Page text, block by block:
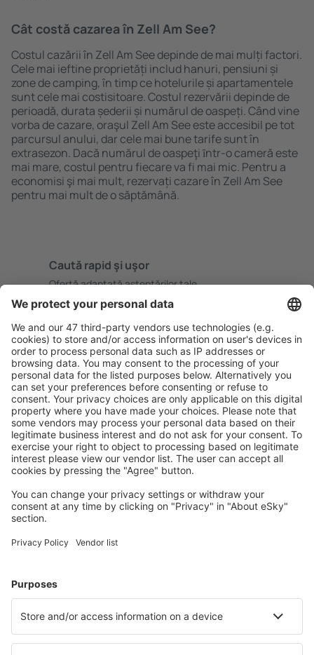
Cât costă cazarea în Zell Am See?
Costul cazării în Zell Am See depinde de mai mulți factori.
Cele mai ieftine proprietăți includ hanuri, pensiuni și
zone de camping, în timp ce hotelurile și apartamentele
sunt cele mai costisitoare. Costul rezervării depinde de
perioadă, durata șederii și numărul de oaspeți. Când vine
vorba de cazare, oraşul Zell Am See este accesibil pe tot
parcursul anului, dar cele mai bune tarife sunt în
extrasezon. Dacă numărul de oaspeţi ȋntr-o cameră este
mai mare, costul pentru fiecare va fi mai mic. Pentru a
economisi şi mai mult, rezervați cazare în Zell Am See
pentru mai mult de o săptămână.
Caută rapid şi uşor
Ofertă adaptată aşteptărilor tale.
Planifică ȋn siguranţă
Rezervare fără griji cu opțiune gratuită de anulare.
Economiseşte mai mult
Prețuri atractive și oferte speciale pentru utilizatorii
conectați.
Cazarea preferată
Alege din peste 1,3 mil. de opţiuni: hoteluri, cabane,
Cele mai căutate cazări de către utilizatorii eSky
Cazare în Solden
Cazare în Graz Cazare în Viena Cazare în Schladming